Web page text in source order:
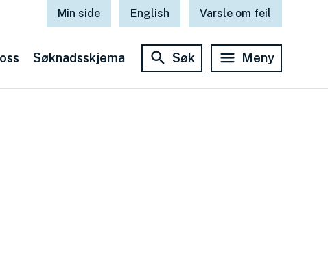
Min side English Varsle om feil
Søknadsskjema Søk Meny